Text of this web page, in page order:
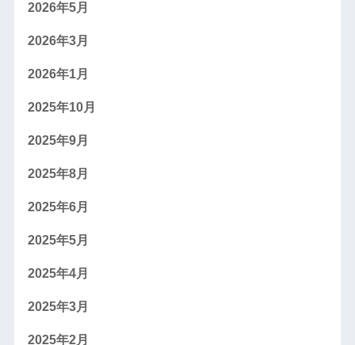
2026年5月
2026年3月
2026年1月
2025年10月
2025年9月
2025年8月
2025年6月
2025年5月
2025年4月
2025年3月
2025年2月